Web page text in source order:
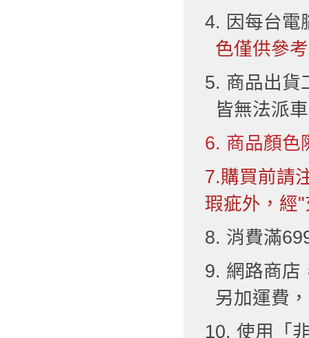
4. 因每台電
色僅供參
5. 商品出貨
皆無法派
6. 商品顏色
7.購買前請
瑕疵外，經
8. 消費滿
9. 網路商店
另加運費
10. 使用「